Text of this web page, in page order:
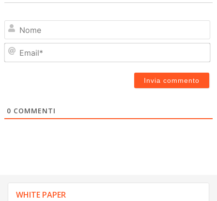
0 COMMENTI
WHITE PAPER